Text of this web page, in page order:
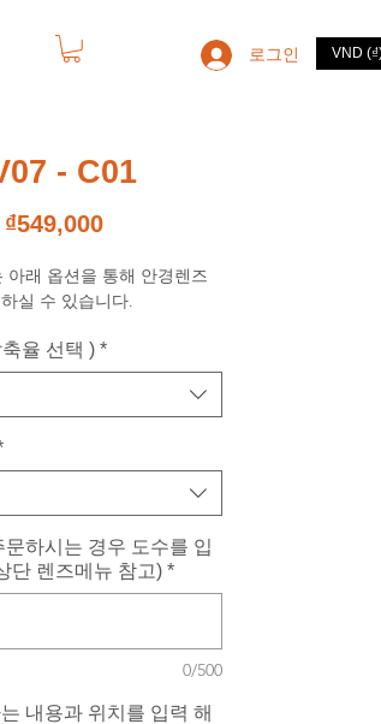
로그인 VND
- C01
₫549,000할
가
아래 옵션을 통해 안경렌즈
실 수 있습니다.
율 선택 ) *
문하시는 경우 도수를 입
단 렌즈메뉴 참고) *
0/500
내용과 위치를 입력 해